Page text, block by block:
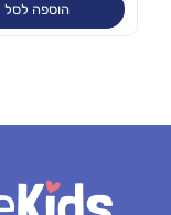
הוספה לסל